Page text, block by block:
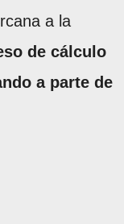
a la
de cálculo
a parte de